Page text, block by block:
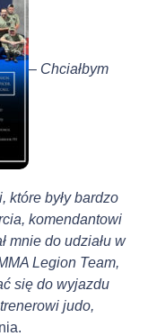
– Chciałbym
które były bardzo
komendantowi
mnie do udziału w
Legion Team,
się do wyjazdu
judo,